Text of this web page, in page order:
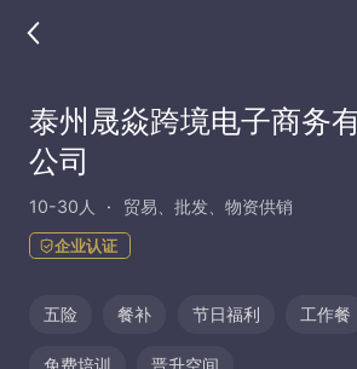
泰州晟焱跨境电子商务
公司
10-30人 贸易、批发、物资供销
企业认证
五险 餐补 节日福利 工作餐
免费培训 晋升空间